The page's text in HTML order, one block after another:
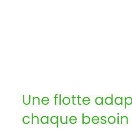
Une flotte
chaque besoin